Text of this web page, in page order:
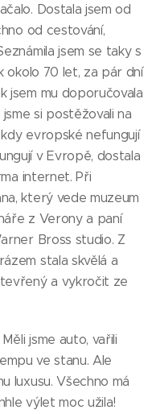
Dostala jsem od
od cestování,
jsem se taky s
okolo 70 let, za pár dní
jsem mu doporučovala
si postěžovali na
evropské nefungují
v Evropě, dostala
internet. Při
který vede muzeum
z Verony a paní
Bross studio. Z
stala skvělá a
a vykročit ze
jsme auto, vařili
ve stanu. Ale
luxusu. Všechno má
výlet moc užila!